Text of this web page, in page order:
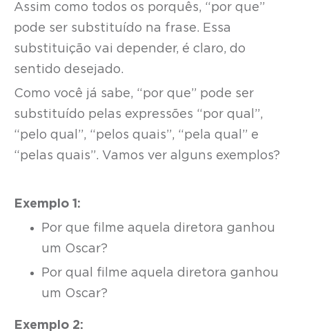
Assim como todos os porquês, “por que”
pode ser substituído na frase. Essa
substituição vai depender, é claro, do
sentido desejado.
Como você já sabe, “por que” pode ser
substituído pelas expressões “por qual”,
“pelo qual”, “pelos quais”, “pela qual” e
“pelas quais”. Vamos ver alguns exemplos?
Exemplo 1:
Por que filme aquela diretora ganhou
um Oscar?
Por qual filme aquela diretora ganhou
um Oscar?
Exemplo 2: